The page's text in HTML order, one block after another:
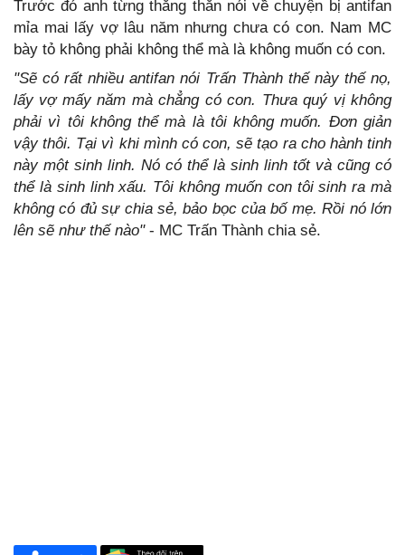
Trước đó anh từng thẳng thắn nói về chuyện bị antifan
mỉa mai lấy vợ lâu năm nhưng chưa có con. Nam MC
bày tỏ không phải không thể mà là không muốn có con.
"Sẽ có rất nhiều antifan nói Trấn Thành thế này thế nọ,
lấy vợ mấy năm mà chẳng có con. Thưa quý vị không
phải vì tôi không thể mà là tôi không muốn. Đơn giản
vậy thôi. Tại vì khi mình có con, sẽ tạo ra cho hành tinh
này một sinh linh. Nó có thể là sinh linh tốt và cũng có
thể là sinh linh xấu. Tôi không muốn con tôi sinh ra mà
không có đủ sự chia sẻ, bảo bọc của bố mẹ. Rồi nó lớn
lên sẽ như thế nào"- MC Trấn Thành chia sẻ.